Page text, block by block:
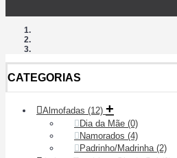
CATEGORIAS
Almofadas (12) +
Dia da Mãe (0)
Namorados (4)
Padrinho/Madrinha (2)